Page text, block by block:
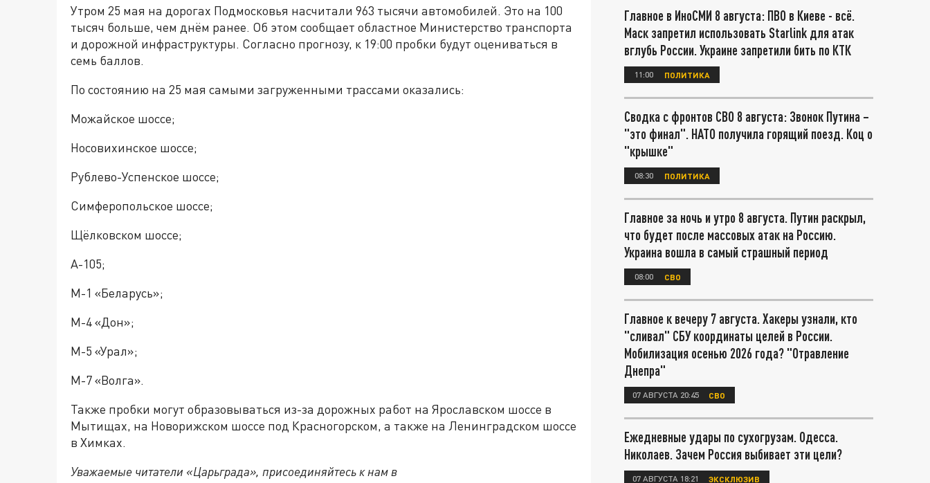
Утром 25 мая на дорогах Подмосковья насчитали 963 тысячи автомобилей. Это на 100
тысяч больше, чем днём ранее. Об этом сообщает областное Министерство транспорта
и дорожной инфраструктуры. Согласно прогнозу, к 19:00 пробки будут оцениваться в
семь баллов.
По состоянию на 25 мая самыми загруженными трассами оказались:
Можайское шоссе;
Носовихинское шоссе;
Рублево-Успенское шоссе;
Симферопольское шоссе;
Щёлковском шоссе;
А-105;
М-1 «Беларусь»;
М-4 «Дон»;
М-5 «Урал»;
М-7 «Волга».
Также пробки могут образовываться из-за дорожных работ на Ярославском шоссе в
Мытищах, на Новорижском шоссе под Красногорском, а также на Ленинградском шоссе
в Химках.
Уважаемые читатели «Царьграда», присоединяйтесь к нам в
Главное в ИноСМИ 8 августа: ПВО в Киеве - всё.
Маск запретил использовать Starlink для атак
вглубь России. Украине запретили бить по КТК
11:00 ПОЛИТИКА
Сводка с фронтов СВО 8 августа: Звонок Путина –
"это финал". НАТО получила горящий поезд. Коц о
"крышке"
08:30 ПОЛИТИКА
Главное за ночь и утро 8 августа. Путин раскрыл,
что будет после массовых атак на Россию.
Украина вошла в самый страшный период
08:00 СВО
Главное к вечеру 7 августа. Хакеры узнали, кто
"сливал" СБУ координаты целей в России.
Мобилизация осенью 2026 года? "Отравление
Днепра"
07 АВГУСТА 20:45 СВО
Ежедневные удары по сухогрузам. Одесса.
Николаев. Зачем Россия выбивает эти цели?
07 АВГУСТА 18:21 ЭКСКЛЮЗИВ